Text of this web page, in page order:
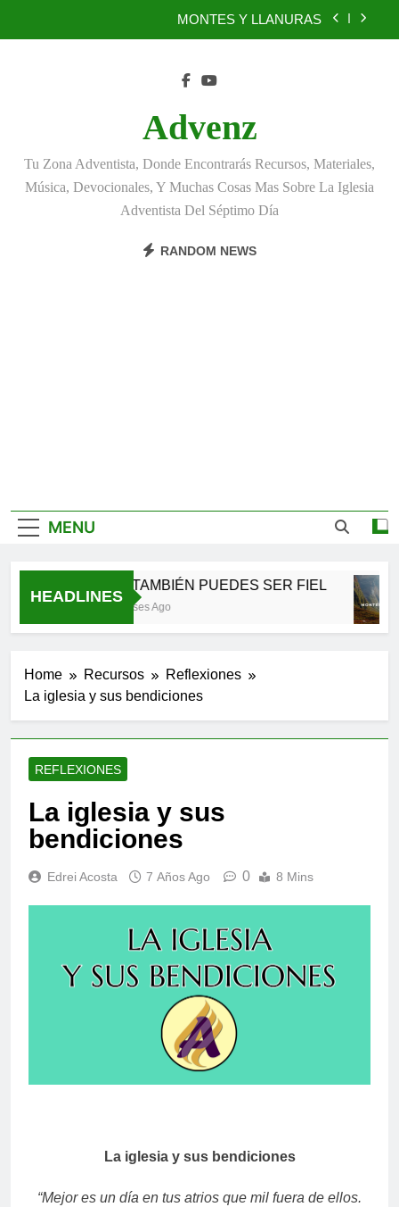
MONTES Y LLANURAS
TÚ TAMBIÉN PUEDES SER FIEL
BENEFICIOS DEL PERDÓN
EL REINO DE LOS CIELOS
Advenz
Tu Zona Adventista, Donde Encontrarás Recursos, Materiales,
Música, Devocionales, Y Muchas Cosas Mas Sobre La Iglesia
Adventista Del Séptimo Día
RANDOM NEWS
MENU
HEADLINES
TÚ TAMBIÉN PUEDES SER FIEL
3 Meses Ago
Home Recursos
Reflexiones
La iglesia y sus bendiciones
REFLEXIONES
La iglesia y sus
bendiciones
Edrei Acosta 7 Años Ago 0 8 Mins
La iglesia y sus bendiciones
“Mejor es un día en tus atrios que mil fuera de ellos.